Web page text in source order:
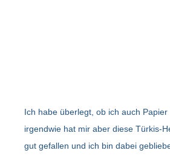
Ich habe überlegt, ob ich auch
irgendwie hat mir aber diese Türkis-
gut gefallen und ich bin dabei